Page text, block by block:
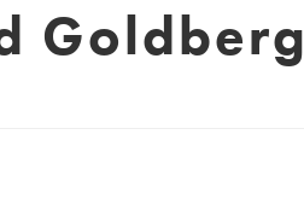
Goldberg